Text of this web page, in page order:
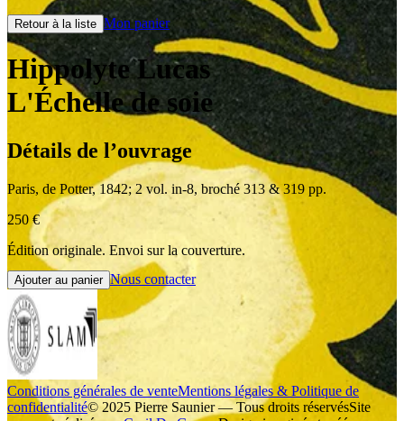
Retour à la liste Mon panier
Hippolyte Lucas
L'Échelle de soie
Détails de l’ouvrage
Paris, de Potter,1842; 2 vol. in-8, broché 313 & 319 pp.
250€
Édition originale. Envoi sur la couverture.
Ajouter au panier Nous contacter
Conditions générales de venteMentions légales & Politique de
confidentialité© 2025 Pierre Saunier — Tous droits réservésSite